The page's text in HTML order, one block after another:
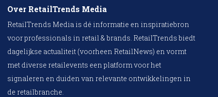
Over RetailTrends Media
RetailTrends Media is dé informatie en inspiratiebron
voor professionals in retail & brands. RetailTrends biedt
dagelijkse actualiteit (voorheen RetailNews) en vormt
met diverse retailevents een platform voor het
signaleren en duiden van relevante ontwikkelingen in
de retailbranche.